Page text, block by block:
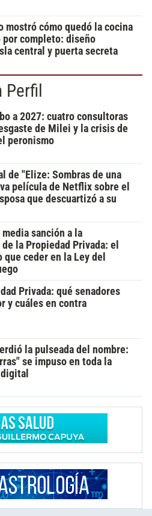
mostró cómo quedó la cocina
por completo: diseño
central y puerta secreta
a 2027: cuatro consultoras
de Milei y la crisis de
peronismo
de "Elize: Sombras de una
película de Netflix sobre el
que descuartizó a su
media sanción a la
la Propiedad Privada: el
ceder en la Ley del
Privada: qué senadores
y cuáles en contra
la pulseada del nombre:
se impuso en toda la